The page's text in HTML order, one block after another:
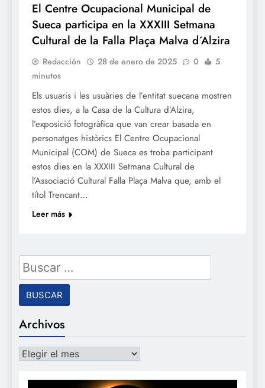
El Centre Ocupacional Municipal de
Sueca participa en la XXXIII Setmana
Cultural de la Falla Plaça Malva d´Alzira
Redacción 28 de enero de 2025 0
5
minutos
Els usuaris i les usuàries de l’entitat suecana mostren
estos dies, a la Casa de la Cultura d’Alzira,
l’exposició fotogràfica que van crear basada en
personatges històrics El Centre Ocupacional
Municipal (COM) de Sueca es troba participant
estos dies en la XXXIII Setmana Cultural de
l’Associació Cultural Falla Plaça Malva que, amb el
títol Trencant…
Leer más
Buscar:
Archivos
Archivos